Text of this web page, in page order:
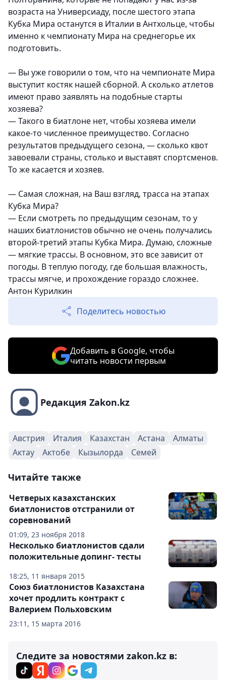
возраста на Универсиаду, после шестого этапа
Кубка Мира останутся в Италии в Антхольце, чтобы
именно к чемпионату Мира на среднегорье их
подготовить.
— Вы уже говорили о том, что на чемпионате Мира
выступит костяк нашей сборной. А сколько атлетов
имеют право заявлять на подобные старты
хозяева?
— Такого в биатлоне нет, чтобы хозяева имели
какое-то численное преимущество. Согласно
результатов предыдущего сезона, — сколько квот
завоевали страны, столько и выставят спортсменов.
То же касается и хозяев.
— Самая сложная, на Ваш взгляд, трасса на этапах
Кубка Мира?
— Если смотреть по предыдущим сезонам, то у
наших биатлонистов обычно не очень получались
второй-третий этапы Кубка Мира. Думаю, сложные
— мягкие трассы. В основном, это все зависит от
погоды. В теплую погоду, где большая влажность,
трассы мягче, и прохождение гораздо сложнее.
Антон Курилкин
Поделитесь новостью
Добавить в Google, чтобы
читать новости первым
Редакция Zakon.kz
Австрия Италия Казахстан Астана
Алматы
Актау
Актобе Кызылорда Семей
Читайте также
01:09, 23 ноября 2018
Четверых казахстанских
биатлонистов отстранили от
соревнований
18:25, 11 января 2015
Несколько биатлонистов сдали
положительные допинг- тесты
23:11, 15 марта 2016
Союз биатлонистов Казахстана
хочет продлить контракт с
Валерием Польховским
Следите за новостями zakon.kz в: